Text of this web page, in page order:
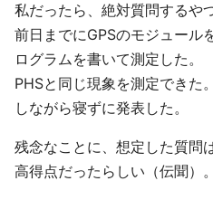
私だったら、絶対質問するやつ
前日までにGPSのモジュール
ログラムを書いて測定した。
PHSと同じ現象を測定できた
しながら寝ずに発表した。
残念なことに、想定した質問
高得点だったらしい（伝聞）。